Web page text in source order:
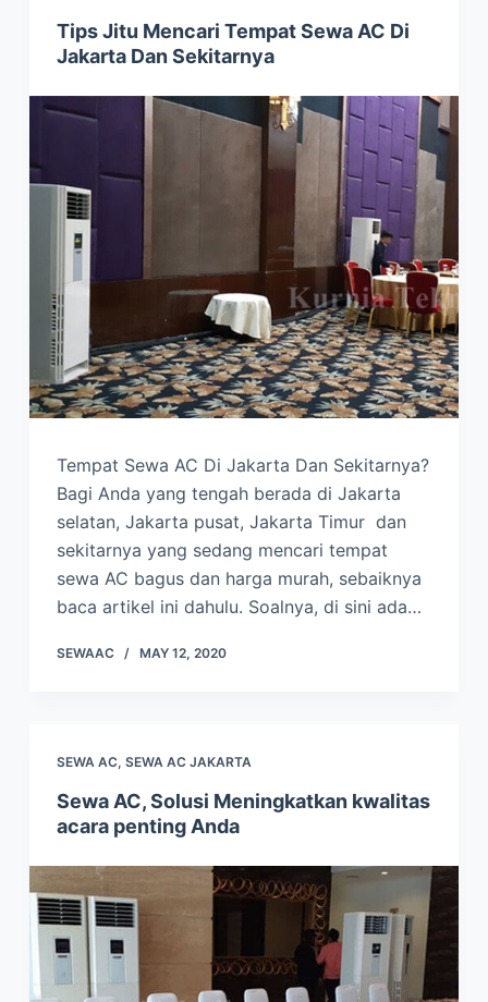
Tips Jitu Mencari Tempat Sewa AC Di
Jakarta Dan Sekitarnya
Tempat Sewa AC Di Jakarta Dan Sekitarnya?
Bagi Anda yang tengah berada di Jakarta
selatan, Jakarta pusat, Jakarta Timur dan
sekitarnya yang sedang mencari tempat
sewa AC bagus dan harga murah, sebaiknya
baca artikel ini dahulu. Soalnya, di sini ada…
SEWAAC MAY 12, 2020
SEWA AC, SEWA AC JAKARTA
Sewa AC, Solusi Meningkatkan kwalitas
acara penting Anda